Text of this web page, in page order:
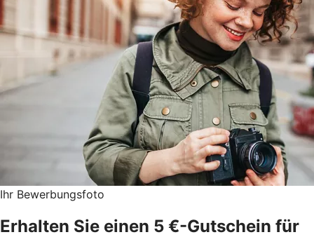
Ihr Bewerbungsfoto
Erhalten Sie einen 5 €-Gutschein für